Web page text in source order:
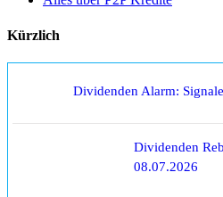
Kürzlich
Dividenden Alarm:
Dividenden
08.07.2026